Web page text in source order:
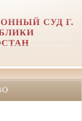
СУД Г.